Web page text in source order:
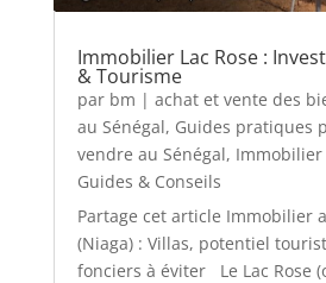
Immobilier Lac Rose :
& Tourisme
par bm | achat et vente des
au Sénégal, Guides pratiques
vendre au Sénégal, Immobilier
Guides & Conseils
Partage cet article Immobilier
(Niaga) : Villas, potentiel
fonciers à éviter Le Lac Rose